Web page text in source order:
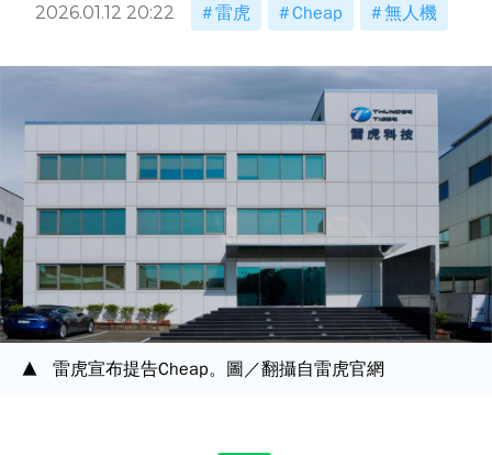
2026.01.12 20:22 雷虎 Cheap 無人機
雷虎宣布提告Cheap。圖／翻攝自雷虎官網